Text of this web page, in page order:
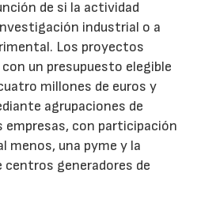
de si la actividad
industrial o a
Los proyectos
un presupuesto elegible
millones de euros y
agrupaciones de
empresas, con participación
menos, una pyme y la
centros generadores de